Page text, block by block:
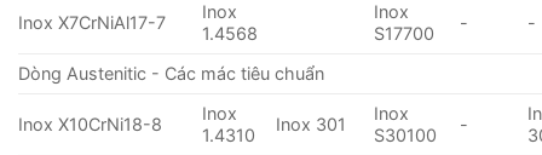
Inox X7CrNiAl17-7
Inox
1.4568
Inox
S17700
- -
Dòng Austenitic - Các mác tiêu chuẩn
Inox X10CrNi18-8
Inox
1.4310
Inox 301
Inox
S30100
-